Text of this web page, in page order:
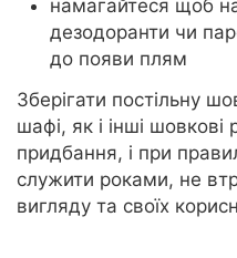
намагайтеся щоб
дезодоранти чи
до появи плям
Зберігати постільну
шафі, як і інші
придбання, і при
служити роками, не
вигляду та своїх